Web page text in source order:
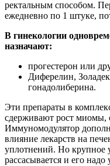
ректальным способом.
ежедневно по 1 штуке,
В гинекологии
назначают:
прогестерон или
Диферелин,
гонадолиберина.
Эти препараты в
сдерживают рост миомы,
Иммуномодулятор
влияние лекарств на
уплотнений. Но крупное
рассасывается и его